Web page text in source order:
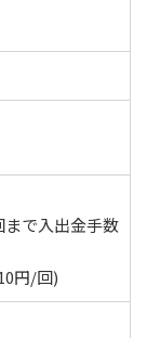
で入出金手数
円/回)